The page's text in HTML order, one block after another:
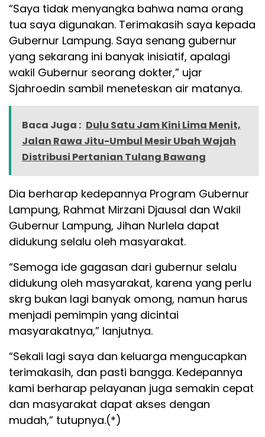
“Saya tidak menyangka bahwa nama orang
tua saya digunakan. Terimakasih saya kepada
Gubernur Lampung. Saya senang gubernur
yang sekarang ini banyak inisiatif, apalagi
wakil Gubernur seorang dokter,” ujar
Sjahroedin sambil meneteskan air matanya.
Baca Juga : Dulu Satu Jam Kini Lima Menit,
Jalan Rawa Jitu-Umbul Mesir Ubah Wajah
Distribusi Pertanian Tulang Bawang
Dia berharap kedepannya Program Gubernur
Lampung, Rahmat Mirzani Djausal dan Wakil
Gubernur Lampung, Jihan Nurlela dapat
didukung selalu oleh masyarakat.
“Semoga ide gagasan dari gubernur selalu
didukung oleh masyarakat, karena yang perlu
skrg bukan lagi banyak omong, namun harus
menjadi pemimpin yang dicintai
masyarakatnya,” lanjutnya.
“Sekali lagi saya dan keluarga mengucapkan
terimakasih, dan pasti bangga. Kedepannya
kami berharap pelayanan juga semakin cepat
dan masyarakat dapat akses dengan
mudah,” tutupnya.(*)